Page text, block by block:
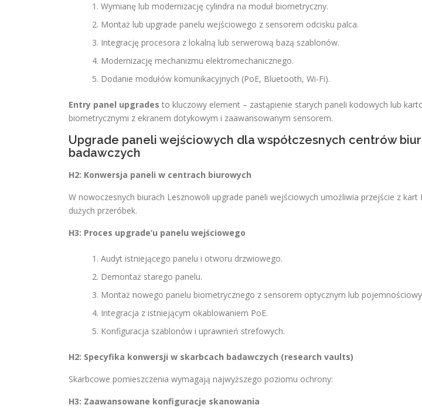
Wymianę lub modernizację cylindra na moduł biometryczny.
Montaż lub upgrade panelu wejściowego z sensorem odcisku palca.
Integrację procesora z lokalną lub serwerową bazą szablonów.
Modernizację mechanizmu elektromechanicznego.
Dodanie modułów komunikacyjnych (PoE, Bluetooth, Wi-Fi).
Entry panel upgrades to kluczowy element – zastąpienie starych paneli kodowych lub
biometrycznymi z ekranem dotykowym i zaawansowanym sensorem.
Upgrade paneli wejściowych dla współczesnych centrów
badawczych
H2: Konwersja paneli w centrach biurowych
W nowoczesnych biurach Lesznowoli upgrade paneli wejściowych umożliwia przejście z kart
dużych przeróbek.
H3: Proces upgrade’u panelu wejściowego
Audyt istniejącego panelu i otworu drzwiowego.
Demontaż starego panelu.
Montaż nowego panelu biometrycznego z sensorem optycznym lub
Integracja z istniejącym okablowaniem PoE.
Konfiguracja szablonów i uprawnień strefowych.
H2: Specyfika konwersji w skarbcach badawczych (research vaults)
Skarbcowe pomieszczenia wymagają najwyższego poziomu ochrony:
H3: Zaawansowane konfiguracje skanowania